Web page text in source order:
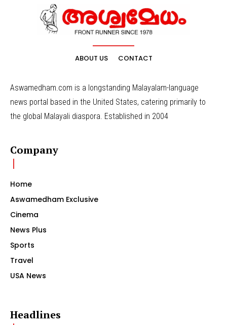
ABOUT US CONTACT
Aswamedham.com is a longstanding Malayalam-language
news portal based in the United States, catering primarily to
the global Malayali diaspora. Established in 2004
Company
Home
Aswamedham Exclusive
Cinema
News Plus
Sports
Travel
USA News
Headlines